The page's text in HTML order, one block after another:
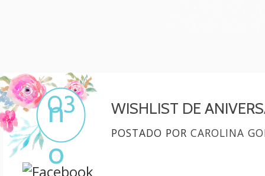
03
n
o
WISHLIST DE
POSTADO POR CAROLINA